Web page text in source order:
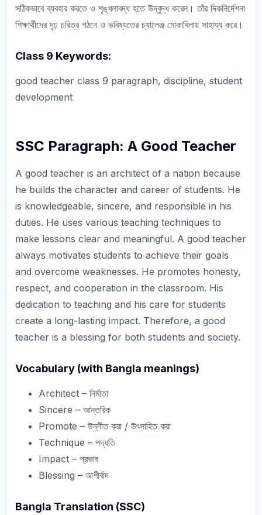
সঠিকভাবে ব্যবহার করতে ও শৃঙ্খলাবদ্ধ হতে উদ্বুদ্ধ করেন। তাঁর দিকনির্দেশনা
শিক্ষার্থীদের দৃঢ় চরিত্র গঠনে ও ভবিষ্যতের চ্যালেঞ্জ মোকাবিলায় সাহায্য করে।
Class 9 Keywords:
good teacher class 9 paragraph, discipline, student
development
SSC Paragraph: A Good Teacher
A good teacher is an architect of a nation because
he builds the character and career of students. He
is knowledgeable, sincere, and responsible in his
duties. He uses various teaching techniques to
make lessons clear and meaningful. A good teacher
always motivates students to achieve their goals
and overcome weaknesses. He promotes honesty,
respect, and cooperation in the classroom. His
dedication to teaching and his care for students
create a long-lasting impact. Therefore, a good
teacher is a blessing for both students and society.
Vocabulary (with Bangla meanings)
Architect – নির্মাতা
Sincere – আন্তরিক
Promote – উন্নীত করা / উৎসাহিত করা
Technique – পদ্ধতি
Impact – প্রভাব
Blessing – আশীর্বাদ
Bangla Translation (SSC)